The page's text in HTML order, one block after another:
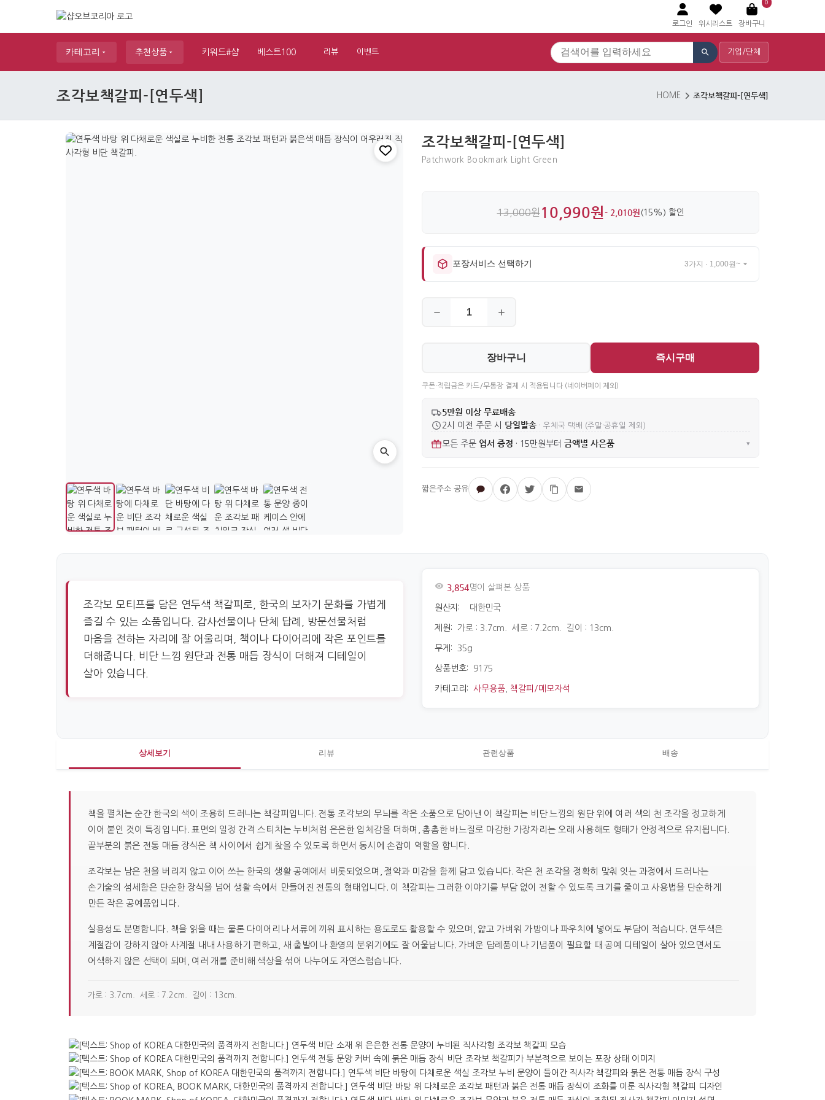
로그인 위시리스트
0
장바구니
카테고리 추천상품 키워드#샵 베스트100 리뷰 이벤트 기업/단체
조각보책갈피-[연두색] HOME 조각보책갈피-[연두색]
조각보책갈피-[연두색]
Patchwork Bookmark Light Green
13,000원10,990원- 2,010원 (15%) 할인
포장서비스 선택하기 3가지 · 1,000원~
장바구니 즉시구매
쿠폰·적립금은 카드/무통장 결제 시 적용됩니다 (네이버페이 제외)
5만원 이상 무료배송
2시 이전 주문 시 당일발송 · 우체국 택배 (주말·공휴일 제외)
모든 주문 엽서 증정 · 15만원부터 금액별 사은품 ▾
조각보 모티프를 담은 연두색 책갈피로, 한국의 보자기 문화를 가볍게
즐길 수 있는 소품입니다. 감사선물이나 단체 답례, 방문선물처럼
마음을 전하는 자리에 잘 어울리며, 책이나 다이어리에 작은 포인트를
더해줍니다. 비단 느낌 원단과 전통 매듭 장식이 더해져 디테일이
살아 있습니다.
3,854명이 살펴본 상품
원산지: 대한민국
제원: 가로 : 3.7cm. 세로 : 7.2cm. 길이 : 13cm.
무게: 35g
상품번호: 9175
카테고리: 사무용품 책갈피/메모자석
상세보기 리뷰 관련상품 배송
책을 펼치는 순간 한국의 색이 조용히 드러나는 책갈피입니다. 전통 조각보의 무늬를 작은 소품으로 담아낸 이 책갈피는 비단 느낌의 원단 위에 여러 색의 천 조각을 정교하게
이어 붙인 것이 특징입니다. 표면의 일정 간격 스티치는 누비처럼 은은한 입체감을 더하며, 촘촘한 바느질로 마감한 가장자리는 오래 사용해도 형태가 안정적으로 유지됩니다.
끝부분의 붉은 전통 매듭 장식은 책 사이에서 쉽게 찾을 수 있도록 하면서 동시에 손잡이 역할을 합니다.
조각보는 남은 천을 버리지 않고 이어 쓰는 한국의 생활 공예에서 비롯되었으며, 절약과 미감을 함께 담고 있습니다. 작은 천 조각을 정확히 맞춰 잇는 과정에서 드러나는
손기술의 섬세함은 단순한 장식을 넘어 생활 속에서 만들어진 전통의 형태입니다. 이 책갈피는 그러한 이야기를 부담 없이 전할 수 있도록 크기를 줄이고 사용법을 단순하게
만든 작은 공예품입니다.
실용성도 분명합니다. 책을 읽을 때는 물론 다이어리나 서류에 끼워 표시하는 용도로도 활용할 수 있으며, 얇고 가벼워 가방이나 파우치에 넣어도 부담이 적습니다. 연두색은
계절감이 강하지 않아 사계절 내내 사용하기 편하고, 새 출발이나 환영의 분위기에도 잘 어울납니다. 가벼운 답례품이나 기념품이 필요할 때 공예 디테일이 살아 있으면서도
어색하지 않은 선택이 되며, 여러 개를 준비해 색상을 섞어 나누어도 자연스럽습니다.
가로 : 3.7cm. 세로 : 7.2cm. 길이 : 13cm.